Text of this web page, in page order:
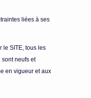
liées à ses
le SITE, tous les
sont neufs et
en vigueur et aux